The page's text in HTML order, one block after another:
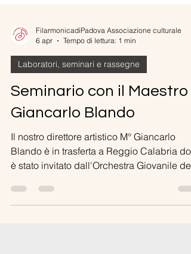
6 apr
Tempo di lettura: 1 min
Laboratori, seminari e rassegne
Seminario con il Maestro
Giancarlo Blando
Il nostro direttore artistico M° Giancarlo
Blando è in trasferta a Reggio Calabria
è stato invitato dall'Orchestra Giovanile